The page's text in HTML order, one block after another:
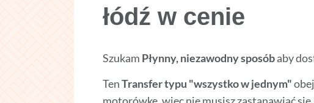
łódź w cenie
Szukam Płynny, niezawodny sposóbaby
TenTransfer typu "wszystko w jednym"